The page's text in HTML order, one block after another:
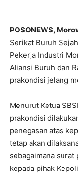
POSONEWS,
Serikat Buruh
Pekerja Industri
Aliansi Buruh dan
prakondisi jelang
Menurut Ketua
prakondisi
penegasan atas
tetap akan
sebagaimana surat
kepada pihak